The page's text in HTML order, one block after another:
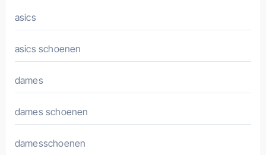
asics
asics schoenen
dames
dames schoenen
damesschoenen